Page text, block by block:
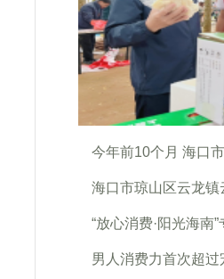
今年前10个月 海口
海口市琼山区云龙镇
“放心消费·阳光海南
男人消费力首次超